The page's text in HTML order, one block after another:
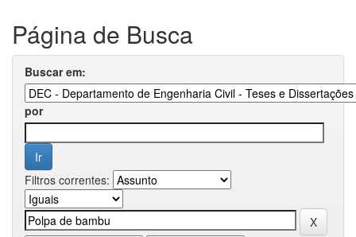
Página de Busca
Buscar em:
por
Filtros correntes: